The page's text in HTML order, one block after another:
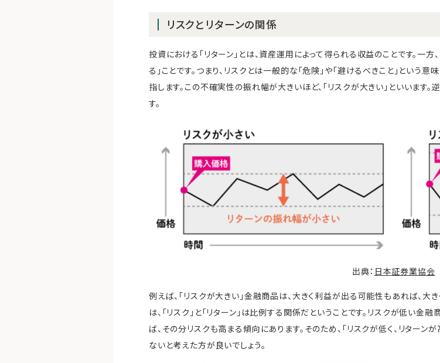
リスクとリターンの関係
投資における「リターン」とは、資産運用によって得られる収益のことです。一方
る」ことです。つまり、リスクとは一般的な「危険」や「避けるべきこと」とい
指します。この不確実性の振れ幅が大きいほど、「リスクが大きい」といいます
す。
出典： 日本証券業協会
例えば、「リスクが大きい」金融商品は、大きく利益が出る可能性もあれば、
は、「リスク」と「リターン」は比例する関係だということです。リスクが低い金
ば、その分リスクも高まる傾向にあります。そのため、「リスクが低く、リター
ないと考えた方が良いでしょう。